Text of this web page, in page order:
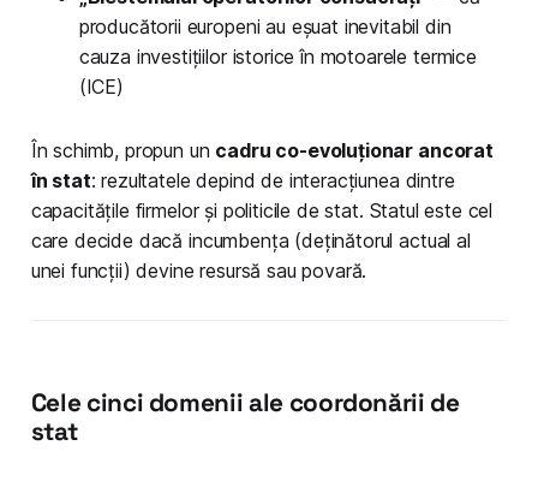
producătorii europeni au eșuat inevitabil din
cauza investițiilor istorice în motoarele termice
(ICE)
În schimb, propun un cadru co-evoluționar ancorat
în stat: rezultatele depind de interacțiunea dintre
capacitățile firmelor și politicile de stat. Statul este cel
care decide dacă incumbența (deținătorul actual al
unei funcții) devine resursă sau povară.
Cele cinci domenii ale coordonării de
stat